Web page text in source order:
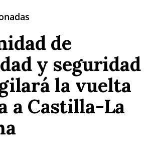
de
y seguridad
la vuelta
a Castilla-La